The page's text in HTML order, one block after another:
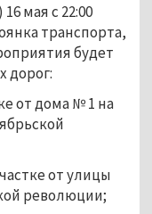
мая с 22:00
транспорта,
будет
дорог:
от дома № 1 на
от улицы
революции;